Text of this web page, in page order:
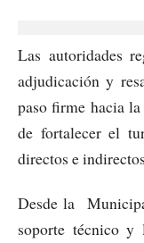
Las autoridades
adjudicación y
paso firme hacia
de fortalecer el
directos e
Desde la
soporte técnico y